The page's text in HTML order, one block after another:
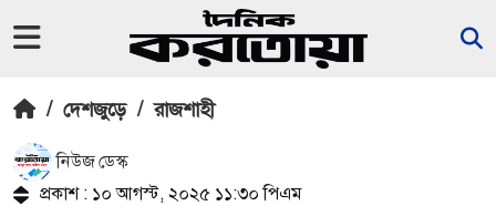
/ দেশজুড়ে / রাজশাহী
নিউজ ডেস্ক
প্রকাশ : ১০ আগস্ট, ২০২৫ ১১:৩০ পিএম